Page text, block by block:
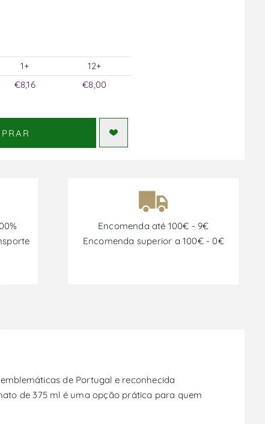
1+
12+
€8,16 €8,00
Encomenda até 100€ - 9€
Encomenda superior a 100€ - 0€
de Portugal e reconhecida
de 375 ml é uma opção prática para quem